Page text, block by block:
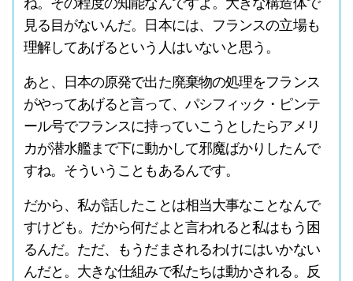
ね。その程度の知能なんですよ。大きな構造体で
見る目がないんだ。日本には、フランスの立場も
理解してあげるという人はいないと思う。
あと、日本の原発で出た廃棄物の処理をフランス
がやってあげると言って、パシフィック・ピンテ
ール号でフランスに持っていこうとしたらアメリ
カが潜水艦まで下に動かして邪魔ばかりしたんで
すね。そういうこともあるんです。
だから、私が話したことは相当大事なことなんで
すけども。だから何だよと言われると私はもう困
るんだ。ただ、もうだまされるわけにはいかない
んだと。大きな仕組みで私たちは動かされる。反